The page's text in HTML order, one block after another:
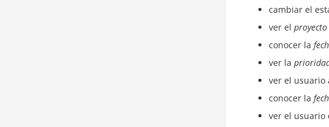
cambiar el
ver el proyecto
conocer la
ver la
ver el usuario
conocer la
ver el usuario